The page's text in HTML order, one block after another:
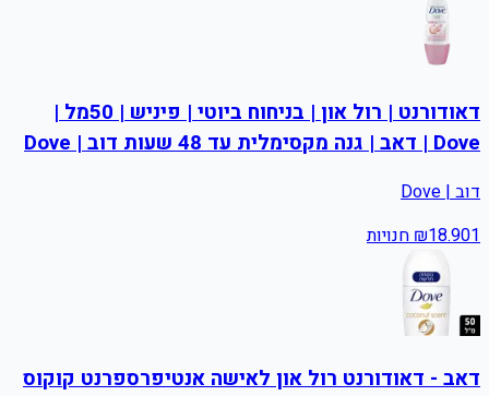
דאודורנט | רול און | בניחוח ביוטי | פיניש | 50מל |
Dove | דאב | גנה מקסימלית עד 48 שעות דוב | Dove
דוב | Dove
₪18.901 חנויות
דאב - דאודורנט רול און לאישה אנטיפרספרנט קוקוס